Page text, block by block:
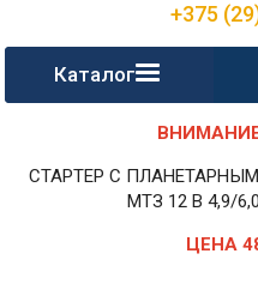
+375
Каталог
СТАРТЕР С
МТЗ 12 В 4,9/
ЦЕНА